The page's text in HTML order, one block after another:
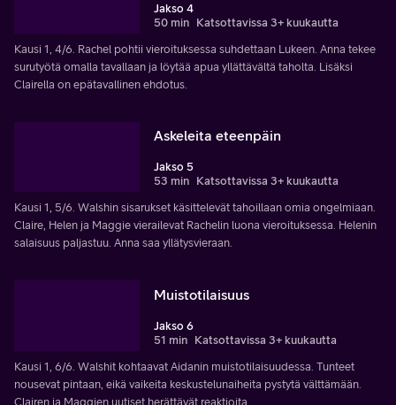
Jakso 4
50 min Katsottavissa 3+ kuukautta
Kausi 1, 4/6. Rachel pohtii vieroituksessa suhdettaan Lukeen. Anna tekee
surutyötä omalla tavallaan ja löytää apua yllättävältä taholta. Lisäksi
Clairella on epätavallinen ehdotus.
Askeleita eteenpäin
Jakso 5
53 min Katsottavissa 3+ kuukautta
Kausi 1, 5/6. Walshin sisarukset käsittelevät tahoillaan omia ongelmiaan.
Claire, Helen ja Maggie vierailevat Rachelin luona vieroituksessa. Helenin
salaisuus paljastuu. Anna saa yllätysvieraan.
Muistotilaisuus
Jakso 6
51 min Katsottavissa 3+ kuukautta
Kausi 1, 6/6. Walshit kohtaavat Aidanin muistotilaisuudessa. Tunteet
nousevat pintaan, eikä vaikeita keskustelunaiheita pystytä välttämään.
Clairen ja Maggien uutiset herättävät reaktioita.